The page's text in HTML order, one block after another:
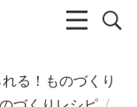
る！ものづくり